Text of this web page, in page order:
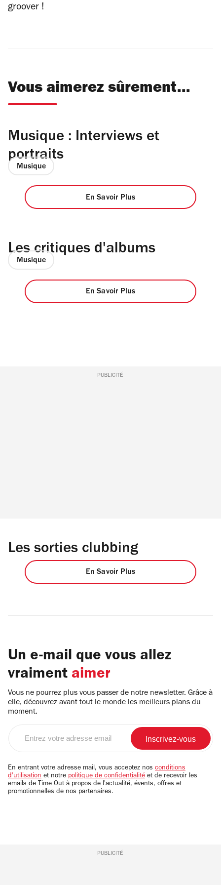
groover !
Vous aimerez sûrement...
Musique : Interviews et
portraits
Musique
En Savoir Plus
Les critiques d'albums
Musique
En Savoir Plus
PUBLICITÉ
Les sorties clubbing
En Savoir Plus
Un e-mail que vous allez
vraiment aimer
Vous ne pourrez plus vous passer de notre newsletter. Grâce à
elle, découvrez avant tout le monde les meilleurs plans du
moment.
email
En entrant votre adresse mail, vous acceptez nos conditions
d'utilisation et notre politique de confidentialité et de recevoir les
emails de Time Out à propos de l'actualité, évents, offres et
promotionnelles de nos partenaires.
PUBLICITÉ